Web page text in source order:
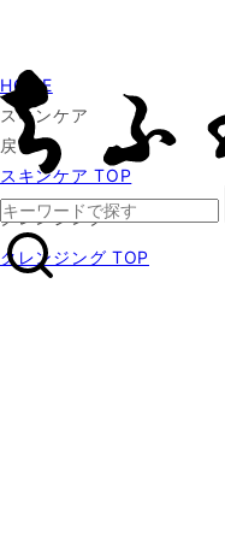
HOME
スキンケア
戻る
スキンケア TOP
クレンジング
クレンジング TOP